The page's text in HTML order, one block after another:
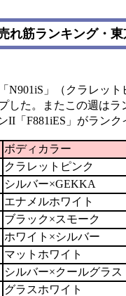
れ筋ランキング・東
N901iS」（クラレット
した。またこの週はラ
II「F881iES」がラン
ボディカラー
クラレットピンク
シルバー×GEKKA
エナメルホワイト
ブラック×スモーク
ホワイト×シルバー
マットホワイト
シルバー×クールグラス
グラスホワイト